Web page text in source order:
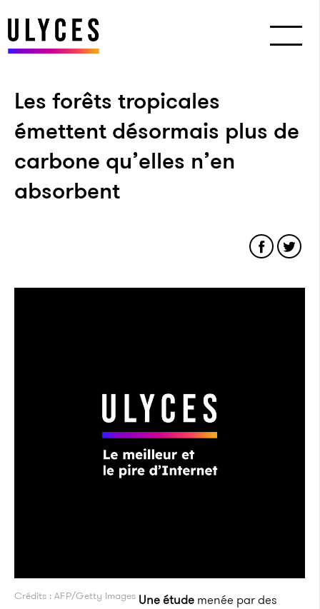
Les forêts tropicales
émettent désormais plus de
carbone qu’elles n’en
absorbent
Crédits : AFP/Getty Images Une étude menée par des